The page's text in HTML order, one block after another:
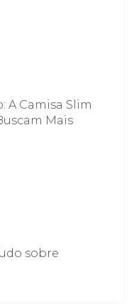
A Camisa Slim
Mais
sobre